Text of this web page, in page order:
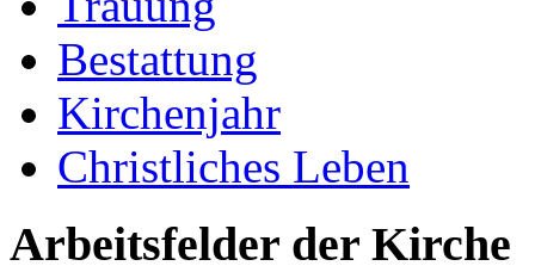
Bestattung
Kirchenjahr
Christliches Leben
Arbeitsfelder der Kirche